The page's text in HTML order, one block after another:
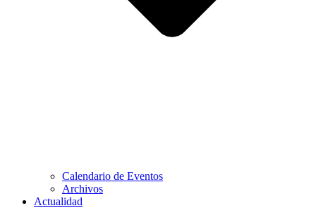
Calendario de Eventos
Archivos
Actualidad